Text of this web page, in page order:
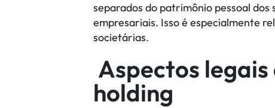
separados do patrimônio pessoal dos
empresariais. Isso é especialmente
societárias.
Aspectos
holding